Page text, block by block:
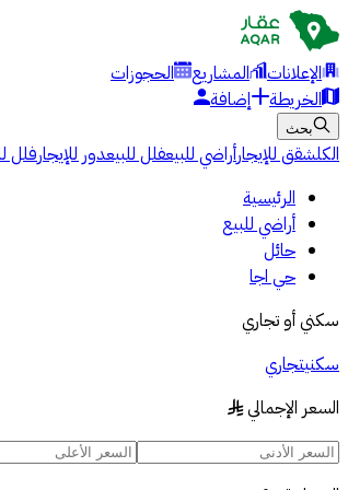
الإعلانات المشاريع
الحجوزات
الخريطة
إضافة
بحث
الكلشقق للإيجارأراضي للبيعفلل للبيعدور للإيجارفلل
الرئيسية
أراضي للبيع
حائل
حي اجا
سكني أو تجاري
سكنيتجاري
السعر الإجمالي §